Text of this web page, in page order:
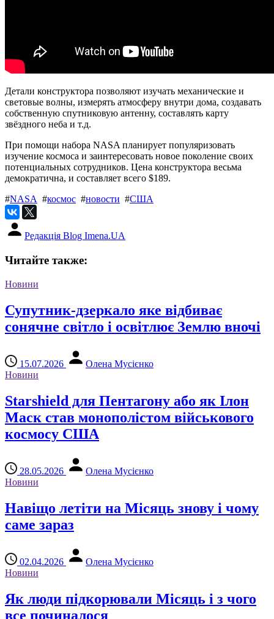
Детали конструктора позволяют изучать механические и
световые волны, измерять атмосферу внутри дома, создавать
собственную спутниковую антенну, составлять карту
звёздного неба и т.д.
При помощи набора NASA планирует популяризовать
изучение космоса и заинтересовать новое поколение своих
потенциальных сотрудников. Цена конструктора весьма
демократична, и составляет всего $189.
#NASA #космос #новости #США
Редакція Blog Imena.UA
Читайте также:
Новини
Супутник-дзеркало яке відбиває
сонячне світло і освітлює Землю вночі
15.07.2026
Олена Мусієнко
Новини
Starshield для Пентагону або як Ілон
Маск став монополістом військового
космосу США
28.05.2026
Олена Мусієнко
Новини
Навіщо летіти на Місяць знову і чому
саме зараз
02.04.2026
Олена Мусієнко
Новини
Як люди підкорювали Місяць і з чого
все починалося